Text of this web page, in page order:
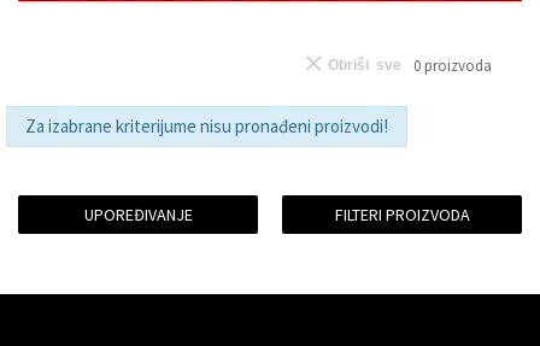
0 proizvoda
Obriši sve
Za izabrane kriterijume nisu pronađeni proizvodi!
UPOREĐIVANJE FILTERI PROIZVODA